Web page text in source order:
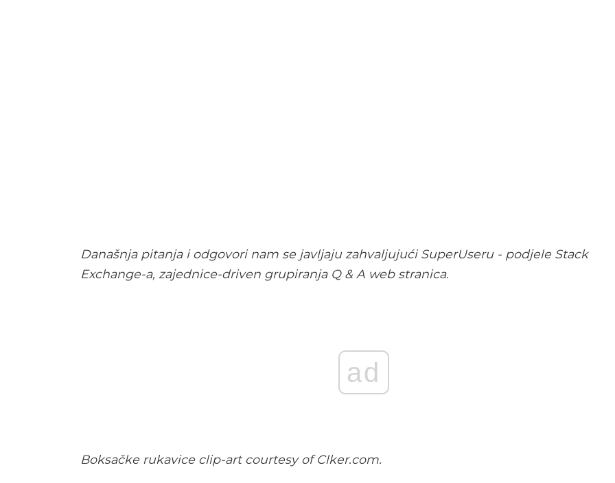
Današnja pitanja i odgovori nam se javljaju zahvaljujući SuperUseru - podjele Stack
Exchange-a, zajednice-driven grupiranja Q & A web stranica.
ad
Boksačke rukavice clip-art courtesy of Clker.com.